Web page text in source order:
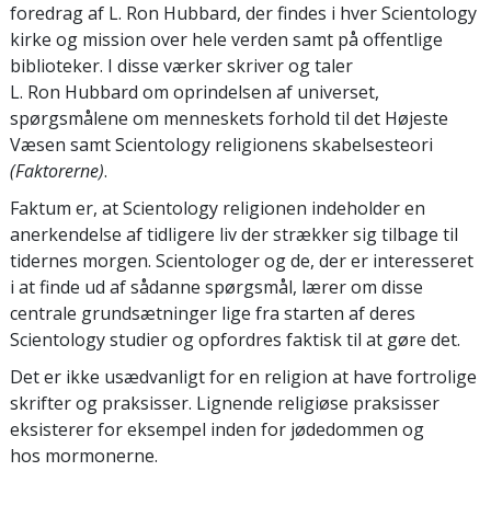
foredrag af L. Ron Hubbard, der findes i hver Scientology
kirke og mission over hele verden samt på offentlige
biblioteker. I disse værker skriver og taler
L. Ron Hubbard om oprindelsen af universet,
spørgsmålene om menneskets forhold til det Højeste
Væsen samt Scientology religionens skabelsesteori
(Faktorerne).
Faktum er, at Scientology religionen indeholder en
anerkendelse af tidligere liv der strækker sig tilbage til
tidernes morgen. Scientologer og de, der er interesseret
i at finde ud af sådanne spørgsmål, lærer om disse
centrale grundsætninger lige fra starten af deres
Scientology studier og opfordres faktisk til at gøre det.
Det er ikke usædvanligt for en religion at have fortrolige
skrifter og praksisser. Lignende religiøse praksisser
eksisterer for eksempel inden for jødedommen og
hos mormonerne.